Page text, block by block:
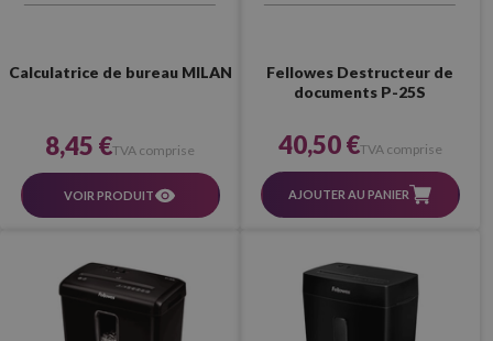
Calculatrice de bureau MILAN
8,45 €TVA comprise
VOIR PRODUIT
Fellowes Destructeur de
documents P-25S
40,50 €TVA comprise
AJOUTER AU PANIER